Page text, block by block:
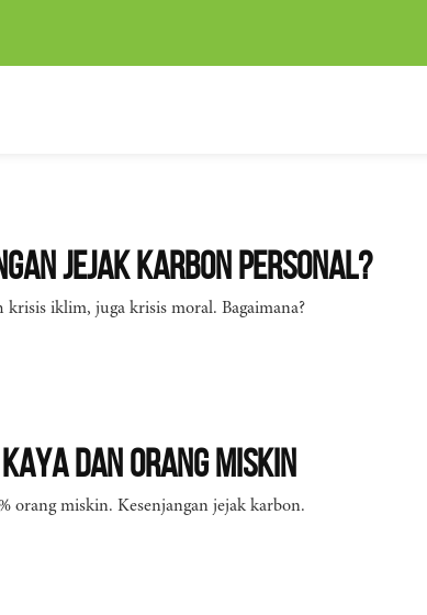
Jejak Karbon Personal?
iklim, juga krisis moral. Bagaimana?
dan Orang Miskin
orang miskin. Kesenjangan jejak karbon.